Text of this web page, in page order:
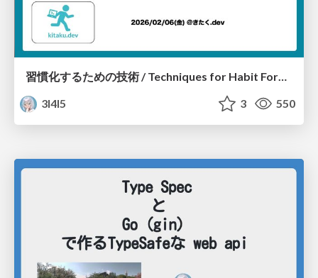
習慣化するための技術 / Techniques for Habit Formation
3l4l5
3 550